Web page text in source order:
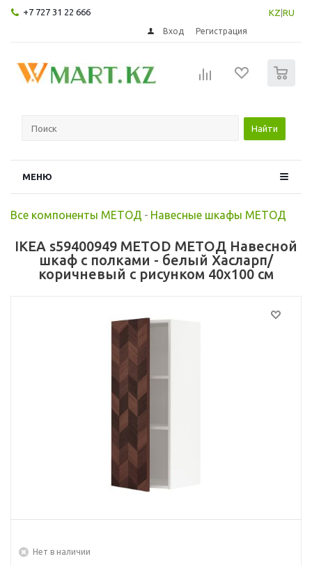
+7 727 31 22 666 KZ RU
Вход Регистрация
Найти
МЕНЮ
Все компоненты МЕТОД - Навесные шкафы МЕТОД
IKEA s59400949 METOD МЕТОД Навесной
шкаф с полками - белый Хасларп/
коричневый с рисунком 40x100 см
Нет в наличии